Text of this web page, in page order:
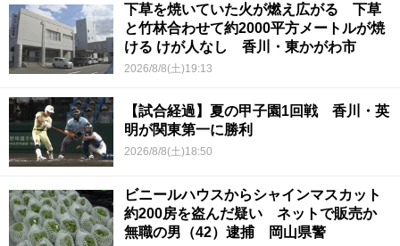
下草を焼いていた火が燃え広がる 下草
と竹林合わせて約2000平方メートルが焼
ける けが人なし 香川・東かがわ市
2026/8/8(土)19:13
【試合経過】夏の甲子園1回戦 香川・英
明が関東第一に勝利
2026/8/8(土)18:50
ビニールハウスからシャインマスカット
約200房を盗んだ疑い ネットで販売か
無職の男（42）逮捕 岡山県警